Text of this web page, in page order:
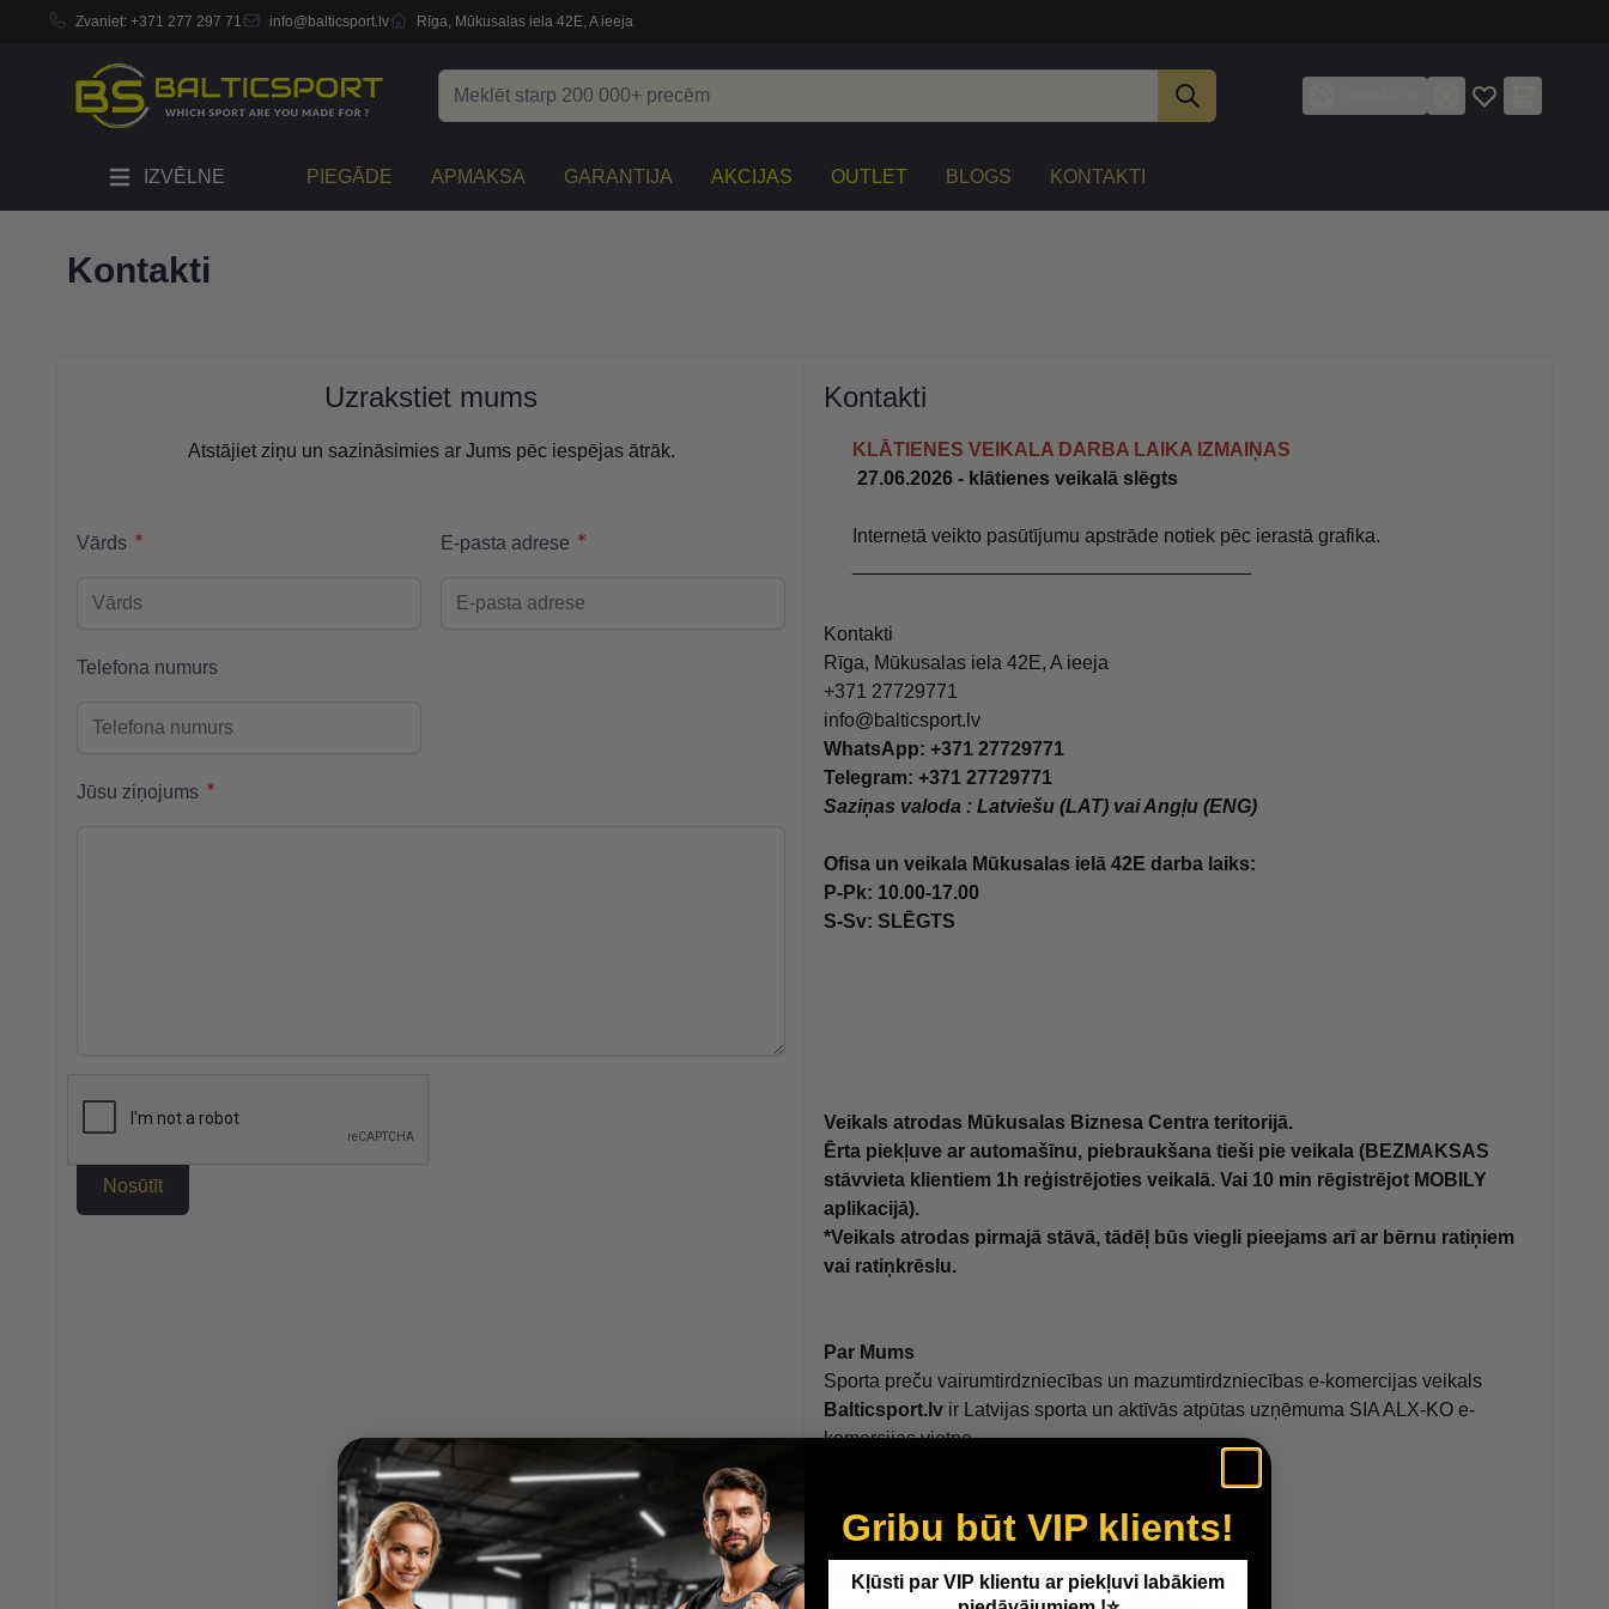
Zvaniet: +371 277 297 71 info@balticsport.lv Rīga, Mūkusalas iela 42E, A ieeja
IZVĒLNE PIEGĀDE APMAKSA GARANTIJA AKCIJAS OUTLET BLOGS KONTAKTI
Kontakti
Uzrakstiet mums
Atstājiet ziņu un sazināsimies ar Jums pēc iespējas ātrāk.
Vārds E-pasta adrese
Telefona numurs
Jūsu ziņojums
Nosūtīt
Kontakti
KLĀTIENES VEIKALA DARBA LAIKA IZMAIŅAS
27.06.2026 - klātienes veikalā slēgts
Internetā veikto pasūtījumu apstrāde notiek pēc ierastā grafika.
Kontakti
Rīga, Mūkusalas iela 42E, A ieeja
+371 27729771
info@balticsport.lv
WhatsApp: +371 27729771
Telegram: +371 27729771
Saziņas valoda : Latviešu (LAT) vai Angļu (ENG)
Ofisa un veikala Mūkusalas ielā 42E darba laiks:
P-Pk: 10.00-17.00
S-Sv: SLĒGTS
Veikals atrodas Mūkusalas Biznesa Centra teritorijā.
Ērta piekļuve ar automašīnu, piebraukšana tieši pie veikala (BEZMAKSAS
stāvvieta klientiem 1h reģistrējoties veikalā. Vai 10 min rēgistrējot MOBILY
aplikacijā).
*Veikals atrodas pirmajā stāvā, tādēļ būs viegli pieejams arī ar bērnu ratiņiem
vai ratiņkrēslu.
Par Mums
Sporta preču vairumtirdzniecības un mazumtirdzniecības e-komercijas veikals
Balticsport.lv ir Latvijas sporta un aktīvās atpūtas uzņēmuma SIA ALX-KO e-
komercijas vietne.
Reģ. Nr. 40103233548
Juridiskā Adrese: Valdeķu iela 53, Rīga, LV-1058
Gribu būt VIP klients!
Kļūsti par VIP klientu ar piekļuvi labākiem